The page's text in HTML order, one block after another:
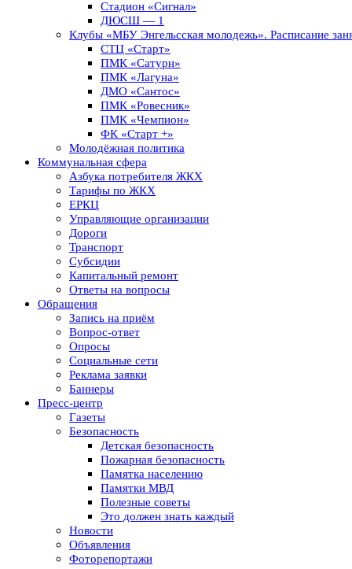
Стадион «Сигнал»
ДЮСШ — 1
Клубы «МБУ Энгельсская молодежь». Расписание
СТЦ «Старт»
ПМК «Сатурн»
ПМК «Лагуна»
ДМО «Сантос»
ПМК «Ровесник»
ПМК «Чемпион»
ФК «Старт +»
Молодёжная политика
Коммунальная сфера
Азбука потребителя ЖКХ
Тарифы по ЖКХ
ЕРКЦ
Управляющие организации
Дороги
Транспорт
Субсидии
Капитальный ремонт
Ответы на вопросы
Обращения
Запись на приём
Вопрос-ответ
Опросы
Социальные сети
Реклама заявки
Баннеры
Пресс-центр
Газеты
Безопасность
Детская безопасность
Пожарная безопасность
Памятка населению
Памятки МВД
Полезные советы
Это должен знать каждый
Новости
Объявления
Фоторепортажи